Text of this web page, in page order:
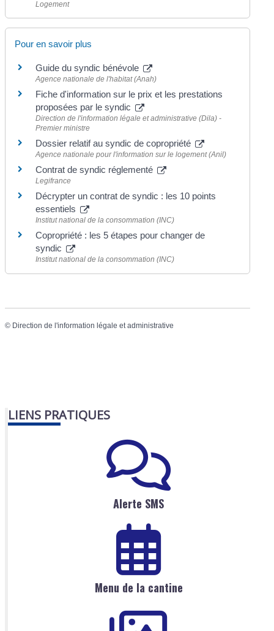
Logement
Pour en savoir plus
Guide du syndic bénévole
Agence nationale de l'habitat (Anah)
Fiche d'information sur le prix et les prestations
proposées par le syndic
Direction de l'information légale et administrative (Dila) -
Premier ministre
Dossier relatif au syndic de copropriété
Agence nationale pour l'information sur le logement (Anil)
Contrat de syndic réglementé
Legifrance
Décrypter un contrat de syndic : les 10 points
essentiels
Institut national de la consommation (INC)
Copropriété : les 5 étapes pour changer de
syndic
Institut national de la consommation (INC)
© Direction de l'information légale et administrative
LIENS PRATIQUES
Alerte SMS
Menu de la cantine